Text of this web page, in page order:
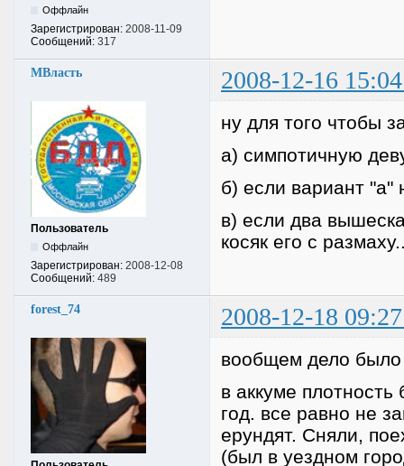
Оффлайн
Зарегистрирован: 2008-11-09
Сообщений: 317
МВласть 2008-12-16
Пользователь
Оффлайн
Зарегистрирован: 2008-12-08
Сообщений: 489
ну для того чтобы
а) симпотичную
б) если вариант "а"
в) если два
косяк его с
forest_74 2008-12-18
вообщем дело было
в аккуме
год. все равно не
ерундят. Сняли,
(был в уездном